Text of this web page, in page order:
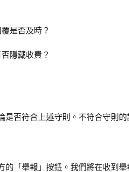
是否及時？
隱藏收費？
否符合上述守則。不符合守則的
「舉報」按鈕。我們將在收到